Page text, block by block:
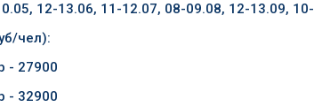
12-13.06, 11-12.07, 08-09.08, 12-13.09,
чел):
- 27900
- 32900